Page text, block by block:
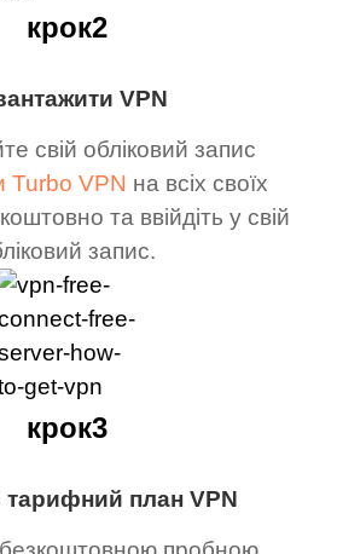
VPN
свій обліковий запис
Turbo VPN на всіх своїх
та ввійдіть у свій
запис.
крок2
тарифний план VPN
крок3